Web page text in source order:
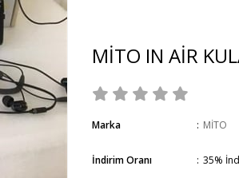
MİTO IN AİR
Marka : MİTO
İndirim Oranı : %
35